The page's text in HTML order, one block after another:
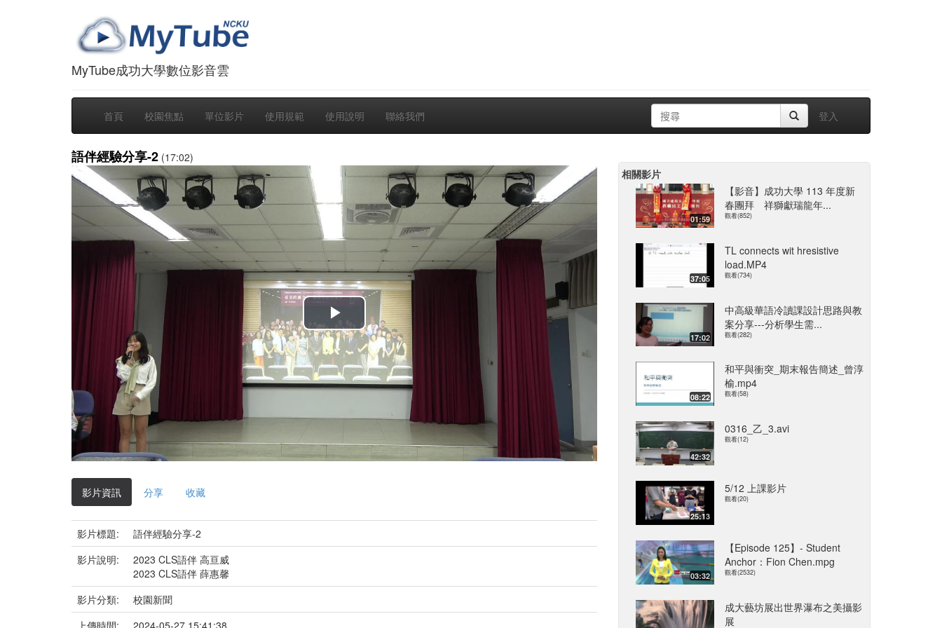
MyTube成功大學數位影音雲
首頁 校園焦點 單位影片 使用規範 使用說明 聯絡我們 登入
語伴經驗分享-2 (17:02)
播
放
影
片
影片資訊 分享 收藏
影片標題:
語伴經驗分享-2
影片說明:
2023 CLS語伴 高亘威
2023 CLS語伴 薛惠馨
影片分類:
校園新聞
上傳時間:
2024-05-27 15:41:38
相關影片
01:59
【影音】成功大學 113 年度新
春團拜 祥獅獻瑞龍年...
觀看(852)
37:05
TL connects wit hresistive
load.MP4
觀看(734)
17:02
中高級華語冷讀課設計思路與教
案分享---分析學生需...
觀看(282)
08:22
和平與衝突_期末報告簡述_曾淳
榆.mp4
觀看(58)
42:32
0316_乙_3.avi
觀看(12)
25:13
5/12 上課影片
觀看(20)
03:32
【Episode 125】- Student
Anchor：Fion Chen.mpg
觀看(2532)
成大藝坊展出世界瀑布之美攝影
展